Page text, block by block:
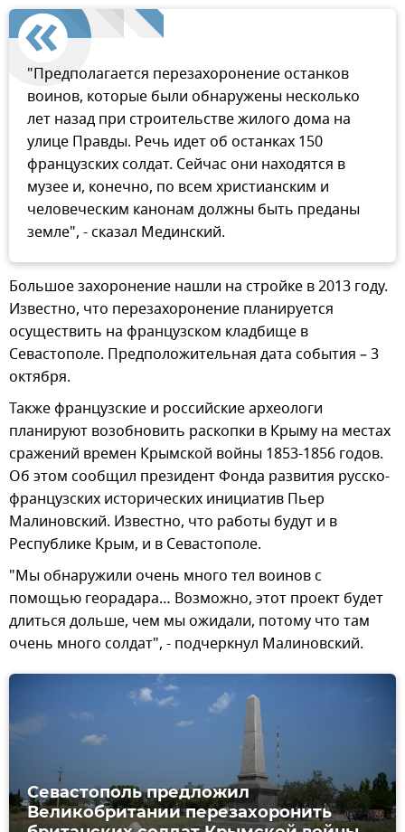
"Предполагается перезахоронение останков
воинов, которые были обнаружены несколько
лет назад при строительстве жилого дома на
улице Правды. Речь идет об останках 150
французских солдат. Сейчас они находятся в
музее и, конечно, по всем христианским и
человеческим канонам должны быть преданы
земле", - сказал Мединский.
Большое захоронение нашли на стройке в 2013 году.
Известно, что перезахоронение планируется
осуществить на французском кладбище в
Севастополе. Предположительная дата события – 3
октября.
Также французские и российские археологи
планируют возобновить раскопки в Крыму на местах
сражений времен Крымской войны 1853-1856 годов.
Об этом сообщил президент Фонда развития русско-
французских исторических инициатив Пьер
Малиновский. Известно, что работы будут и в
Республике Крым, и в Севастополе.
"Мы обнаружили очень много тел воинов с
помощью георадара… Возможно, этот проект будет
длиться дольше, чем мы ожидали, потому что там
очень много солдат", - подчеркнул Малиновский.
Севастополь предложил
Великобритании перезахоронить